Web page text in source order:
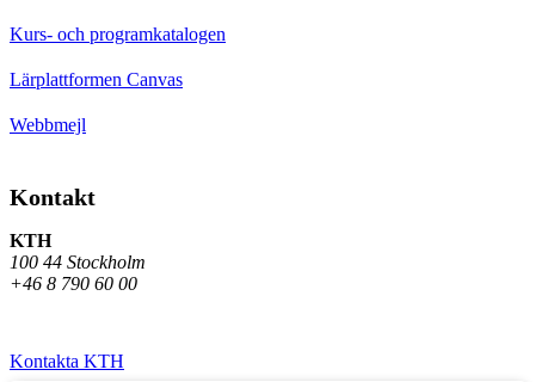
Kurs- och programkatalogen
Lärplattformen Canvas
Webbmejl
Kontakt
KTH
100 44 Stockholm
+46 8 790 60 00
Kontakta KTH